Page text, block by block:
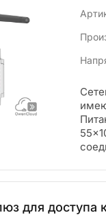
для доступа